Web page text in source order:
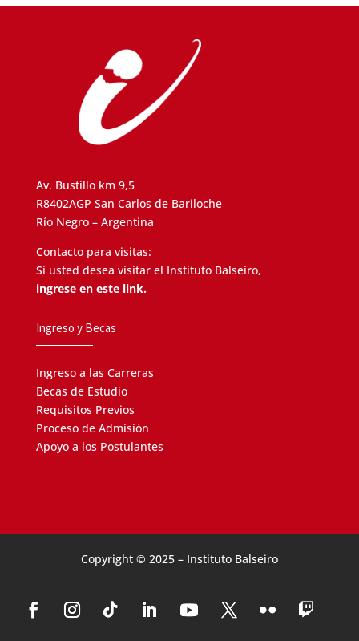
Av. Bustillo km 9,5
R8402AGP San Carlos de Bariloche
Río Negro – Argentina
Contacto para visitas:
Si usted desea visitar el Instituto Balseiro,
ingrese en este link.
Ingreso y Becas
Ingreso a las Carreras
Becas de Estudio
Requisitos Previos
Proceso de Admisión
Apoyo a los Postulantes
Copyright © 2025 – Instituto Balseiro